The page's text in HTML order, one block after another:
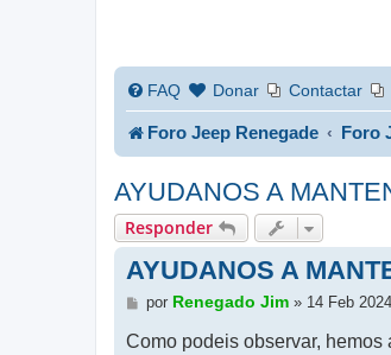
FAQ Donar Contactar
Foro Jeep Renegade Foro
AYUDANOS A
Responder
AYUDANOS A
M
n
por Renegado Jim» 14 Feb
Como podeis observar,